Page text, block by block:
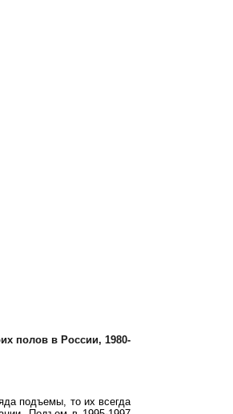
полов в России, 1980-
подъемы, то их всегда